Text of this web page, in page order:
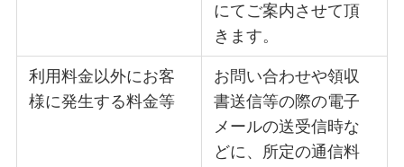
にてご案内させて頂
きます。
利用料金以外にお客
様に発生する料金等
お問い合わせや領収
書送信等の際の電子
メールの送受信時な
どに、所定の通信料